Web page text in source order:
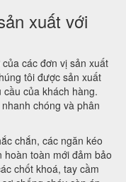
xuất với
các đơn vị sản xuất
tôi được sản xuất
của khách hàng.
chóng và phân
chắn, các ngăn kéo
toàn mới đảm bảo
chốt khoá, tay cầm